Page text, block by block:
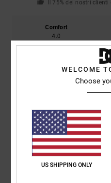
Il 75% dei nostri
Comfort
4.0
Taglia
Troppo grande
WELCOME
Choose
US SHIPPING ONLY